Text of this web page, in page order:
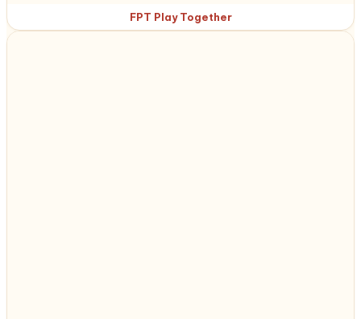
FPT Play Together